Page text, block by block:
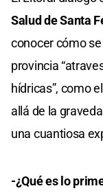
Salud de Santa
conocer cómo
provincia
hídricas”, como
allá de la
una cuantiosa
-¿Qué es lo